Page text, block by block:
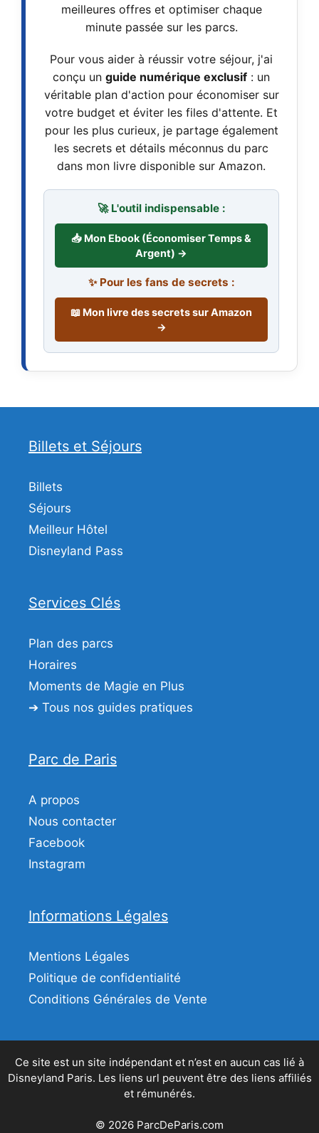
meilleures offres et optimiser chaque
minute passée sur les parcs.
Pour vous aider à réussir votre séjour, j'ai
conçu un guide numérique exclusif : un
véritable plan d'action pour économiser sur
votre budget et éviter les files d'attente. Et
pour les plus curieux, je partage également
les secrets et détails méconnus du parc
dans mon livre disponible sur Amazon.
🚀 L'outil indispensable :
📥 Mon Ebook (Économiser Temps &
Argent) →
✨ Pour les fans de secrets :
📖 Mon livre des secrets sur Amazon
→
Billets et Séjours
Billets
Séjours
Meilleur Hôtel
Disneyland Pass
Services Clés
Plan des parcs
Horaires
Moments de Magie en Plus
➔ Tous nos guides pratiques
Parc de Paris
A propos
Nous contacter
Facebook
Instagram
Informations Légales
Mentions Légales
Politique de confidentialité
Conditions Générales de Vente
Ce site est un site indépendant et n’est en aucun cas lié à
Disneyland Paris. Les liens url peuvent être des liens affiliés
et rémunérés.
© 2026 ParcDeParis.com